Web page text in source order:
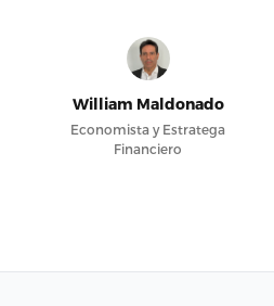
William Maldonado
Economista y Estratega
Financiero